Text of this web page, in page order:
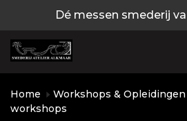
Dé messen smederij
Home Workshops & Opleidingen
workshops